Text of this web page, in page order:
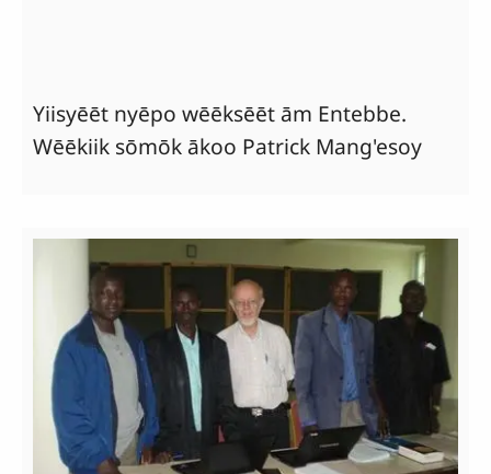
Yiisyēēt nyēpo wēēksēēt ām Entebbe.
Wēēkiik sōmōk ākoo Patrick Mang'esoy